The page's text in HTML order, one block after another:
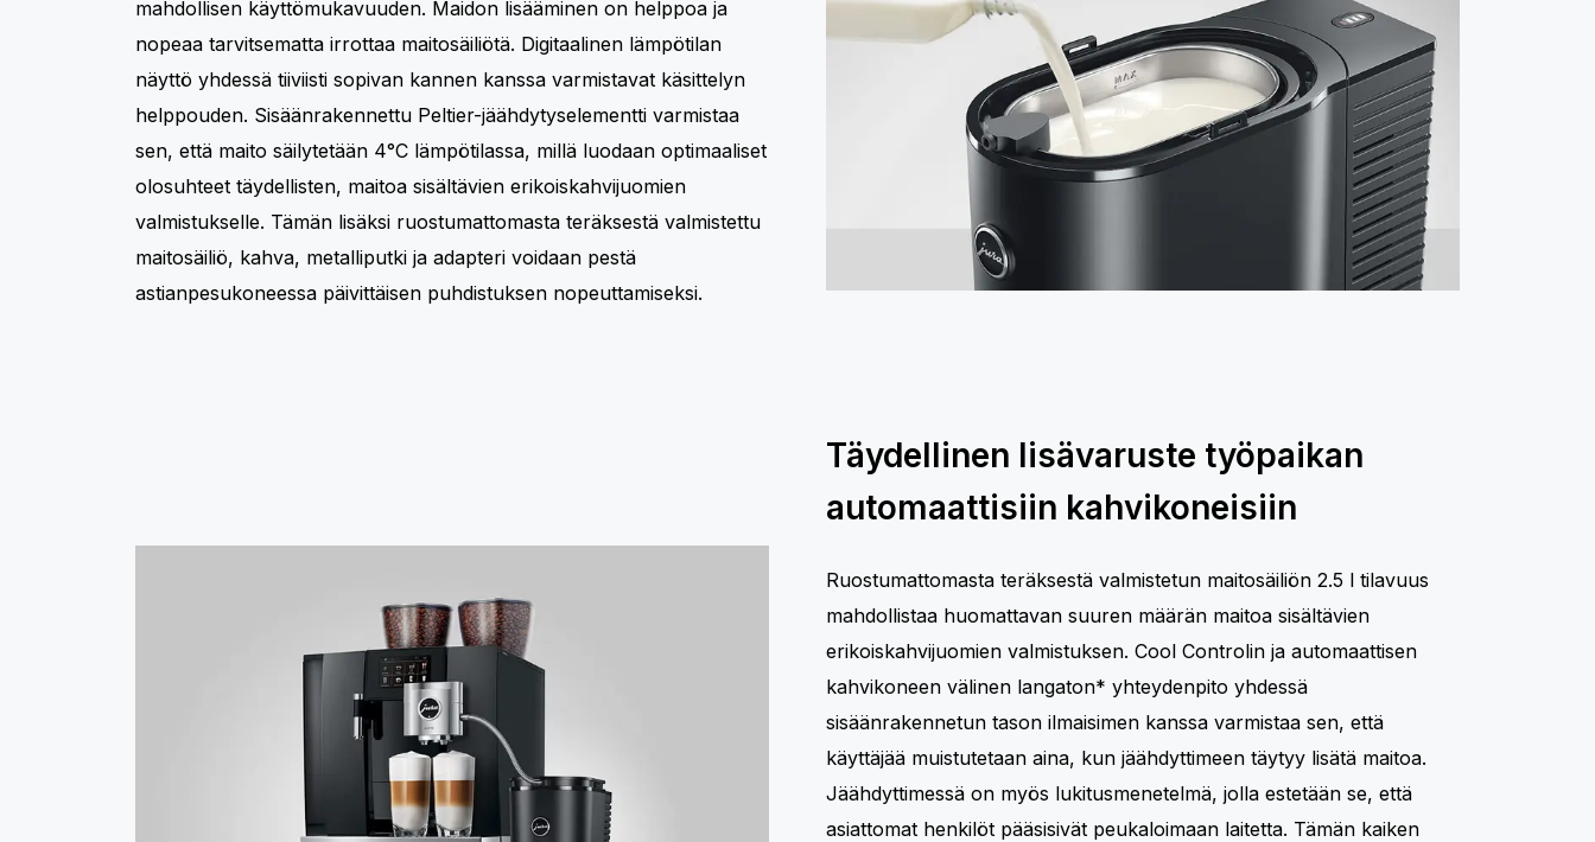
mahdollisen käyttömukavuuden. Maidon lisääminen on helppoa ja
nopeaa tarvitsematta irrottaa maitosäiliötä. Digitaalinen lämpötilan
näyttö yhdessä tiiviisti sopivan kannen kanssa varmistavat käsittelyn
helppouden. Sisäänrakennettu Peltier-jäähdytyselementti varmistaa
sen, että maito säilytetään 4°C lämpötilassa, millä luodaan optimaaliset
olosuhteet täydellisten, maitoa sisältävien erikoiskahvijuomien
valmistukselle. Tämän lisäksi ruostumattomasta teräksestä valmistettu
maitosäiliö, kahva, metalliputki ja adapteri voidaan pestä
astianpesukoneessa päivittäisen puhdistuksen nopeuttamiseksi.
Täydellinen lisävaruste työpaikan
automaattisiin kahvikoneisiin
Ruostumattomasta teräksestä valmistetun maitosäiliön 2.5 l tilavuus
mahdollistaa huomattavan suuren määrän maitoa sisältävien
erikoiskahvijuomien valmistuksen. Cool Controlin ja automaattisen
kahvikoneen välinen langaton* yhteydenpito yhdessä
sisäänrakennetun tason ilmaisimen kanssa varmistaa sen, että
käyttäjää muistutetaan aina, kun jäähdyttimeen täytyy lisätä maitoa.
Jäähdyttimessä on myös lukitusmenetelmä, jolla estetään se, että
asiattomat henkilöt pääsisivät peukaloimaan laitetta. Tämän kaiken